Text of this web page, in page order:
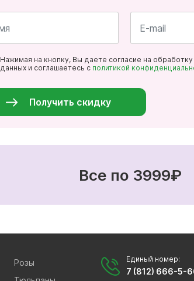
*
Нажимая на кнопку, Вы даете согласие на
данных и соглашаетесь с политикой
Получить скидку
Все по 3999₽
Розы
Единый номер:
7 (812) 666-5-